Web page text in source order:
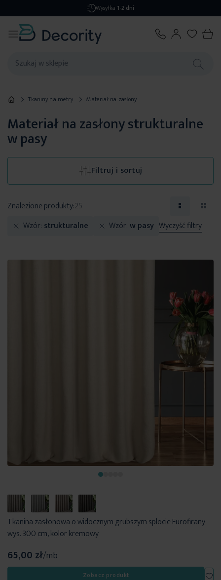
Darmowa dostawaod 299,99 zł
Tkaniny na metry Materiał na zasłony
Materiał na zasłony strukturalne
w pasy
Filtruj i sortuj
Znalezione produkty:25
Wzór strukturalne Wzór w pasy Wyczyść filtry
Tkanina zasłonowa o widocznym grubszym splocie Eurofirany
wys. 300 cm, kolor kremowy
65,00 zł/mb
Zobacz produkt